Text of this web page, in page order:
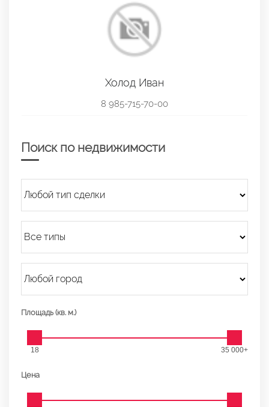
Холод Иван
8 985-715-70-00
Поиск по недвижимости
Площадь (кв. м.)
18 35 000+
Цена